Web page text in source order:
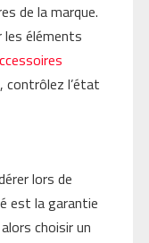
de la marque.
les éléments
contrôlez l’état
lors de
est la garantie
choisir un